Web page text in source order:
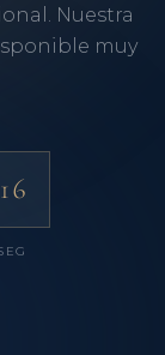
Nuestra
muy
16